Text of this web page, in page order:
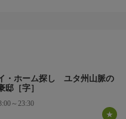
い山奥まで進んでも、かま
・ホーム探し ユタ州山脈の
邸［字］
～23:30